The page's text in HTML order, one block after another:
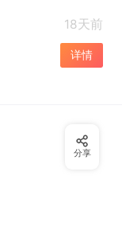
18天前
详情
分享